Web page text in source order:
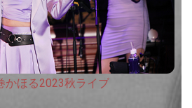
かほる2023秋ライブ